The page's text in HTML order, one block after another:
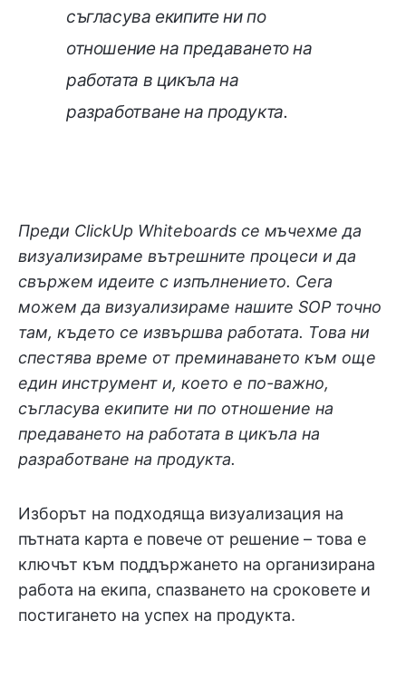
съгласува екипите ни по
отношение на предаването на
работата в цикъла на
разработване на продукта.
Преди ClickUp Whiteboards се мъчехме да
визуализираме вътрешните процеси и да
свържем идеите с изпълнението. Сега
можем да визуализираме нашите SOP точно
там, където се извършва работата. Това ни
спестява време от преминаването към още
един инструмент и, което е по-важно,
съгласува екипите ни по отношение на
предаването на работата в цикъла на
разработване на продукта.
Изборът на подходяща визуализация на
пътната карта е повече от решение – това е
ключът към поддържането на организирана
работа на екипа, спазването на сроковете и
постигането на успех на продукта.